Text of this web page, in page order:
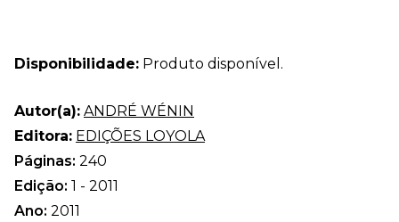
Disponibilidade: Produto disponível.
Autor(a): ANDRÉ WÉNIN
Editora: EDIÇÕES LOYOLA
Páginas: 240
Edição: 1 - 2011
Ano: 2011